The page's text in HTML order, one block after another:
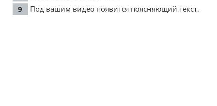
Под вашим видео появится поясняющий текст.